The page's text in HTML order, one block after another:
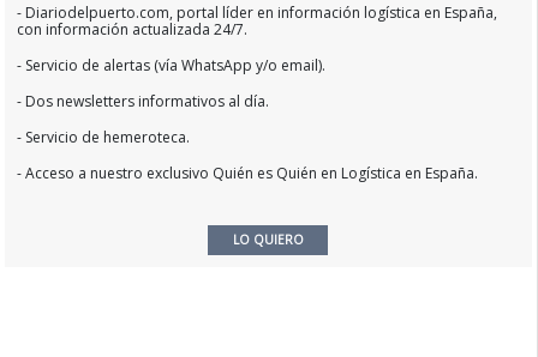
- Diariodelpuerto.com, portal líder en información logística en España,
con información actualizada 24/7.
- Servicio de alertas (vía WhatsApp y/o email).
- Dos newsletters informativos al día.
- Servicio de hemeroteca.
- Acceso a nuestro exclusivo Quién es Quién en Logística en España.
LO QUIERO